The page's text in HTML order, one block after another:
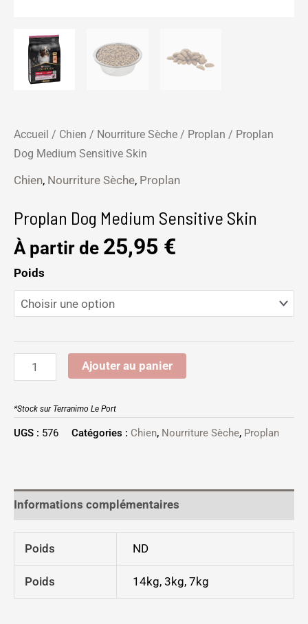
Accueil / Chien / Nourriture Sèche / Proplan / Proplan
Dog Medium Sensitive Skin
Chien, Nourriture Sèche, Proplan
Proplan Dog Medium Sensitive Skin
À partir de 25,95 €
Poids
Ajouter au panier
*Stock sur Terranimo Le Port
UGS : 576 Catégories : Chien, Nourriture Sèche, Proplan
Informations complémentaires
Poids ND
Poids 14kg, 3kg, 7kg